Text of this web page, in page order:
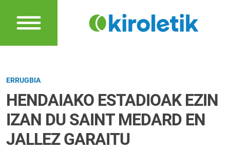
ERRUGBIA
HENDAIAKO ESTADIOAK EZIN
IZAN DU SAINT MEDARD EN
JALLEZ GARAITU